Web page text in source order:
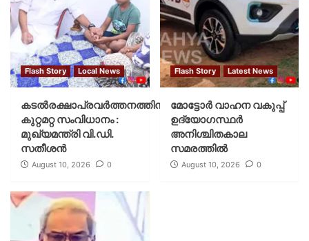
Flash Story Local News
കടല്‍രക്ഷാപ്രവര്‍ത്തനത്തിന്
കുറ്റമറ്റ സംവിധാനം :
മുഖ്യമന്ത്രി വി.ഡി.
സതീശന്‍
August 10, 2026 0
Flash Story Latest News
മോട്ടോര്‍ വാഹന വകുപ്പ്
ഉദ്യോഗസ്ഥര്‍
അനിശ്ചിതകാല
സമരത്തില്‍
August 10, 2026 0